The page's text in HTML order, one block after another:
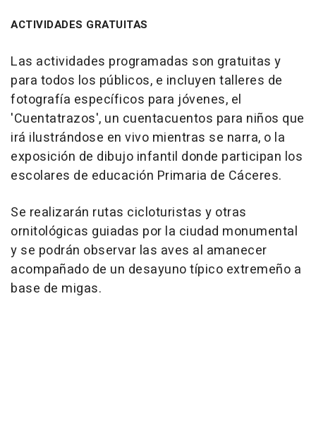
ACTIVIDADES GRATUITAS
Las actividades programadas son gratuitas y
para todos los públicos, e incluyen talleres de
fotografía específicos para jóvenes, el
'Cuentatrazos', un cuentacuentos para niños que
irá ilustrándose en vivo mientras se narra, o la
exposición de dibujo infantil donde participan los
escolares de educación Primaria de Cáceres.
Se realizarán rutas cicloturistas y otras
ornitológicas guiadas por la ciudad monumental
y se podrán observar las aves al amanecer
acompañado de un desayuno típico extremeño a
base de migas.